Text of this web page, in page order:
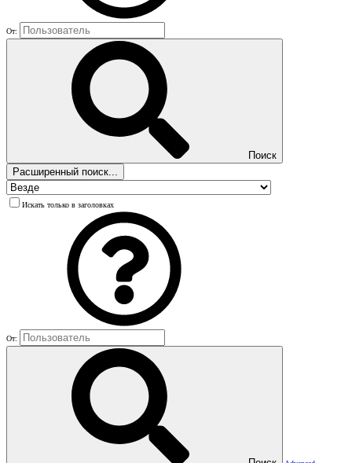
От:
Поиск
Расширенный поиск...
Искать только в заголовках
От: